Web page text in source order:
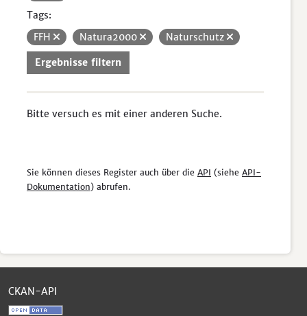
Tags:
FFH
Natura2000 Naturschutz
Ergebnisse filtern
Bitte versuch es mit einer anderen Suche.
Sie können dieses Register auch über die API (siehe API-
Dokumentation) abrufen.
CKAN-API